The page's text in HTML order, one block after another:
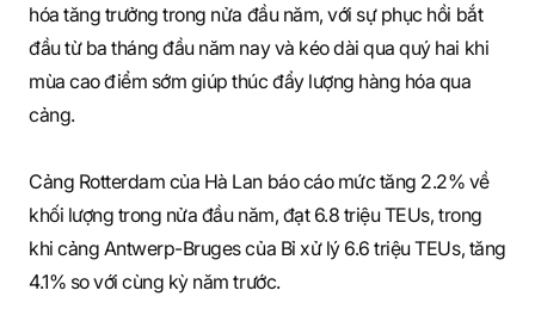
hóa tăng trưởng trong nửa đầu năm, với sự phục hồi bắt
đầu từ ba tháng đầu năm nay và kéo dài qua quý hai khi
mùa cao điểm sớm giúp thúc đẩy lượng hàng hóa qua
cảng.
Cảng Rotterdam của Hà Lan báo cáo mức tăng 2.2% về
khối lượng trong nửa đầu năm, đạt 6.8 triệu TEUs, trong
khi cảng Antwerp-Bruges của Bỉ xử lý 6.6 triệu TEUs, tăng
4.1% so với cùng kỳ năm trước.